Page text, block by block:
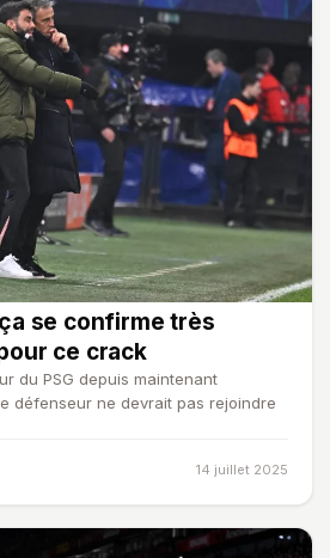
se confirme très
ce crack
du PSG depuis maintenant
défenseur ne devrait pas rejoindre
14 juillet 2025